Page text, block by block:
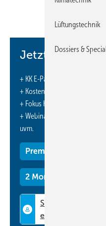
Jetzt
+ KK E-Paper-Ausgabe –
+ Kostenfreien Zugang zu
+ Fokus KK: Sonderhefte (PDF)
+ Webinare und
uvm.
Premium
2 Monate kostenlos
Lüftungstechnik
Dossiers &